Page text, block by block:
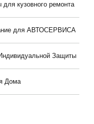
для кузовного ремонта
для АВТОСЕРВИСА
Защиты
Дома